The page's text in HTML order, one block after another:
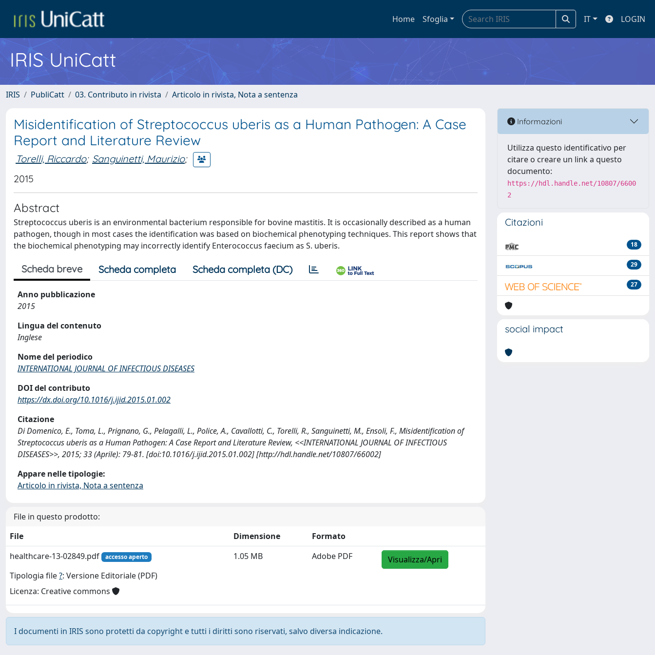
Home Sfoglia IT LOGIN
IRIS UniCatt
IRIS PubliCatt 03. Contributo in rivista Articolo in rivista, Nota a sentenza
Misidentification of Streptococcus uberis as a Human Pathogen: A Case
Report and Literature Review
Torelli, Riccardo; Sanguinetti, Maurizio;
2015
Abstract
Streptococcus uberis is an environmental bacterium responsible for bovine mastitis. It is occasionally described as a human
pathogen, though in most cases the identification was based on biochemical phenotyping techniques. This report shows that
the biochemical phenotyping may incorrectly identify Enterococcus faecium as S. uberis.
Scheda breve Scheda completa Scheda completa (DC)
Anno pubblicazione
2015
Lingua del contenuto
Inglese
Nome del periodico
INTERNATIONAL JOURNAL OF INFECTIOUS DISEASES
DOI del contributo
https://dx.doi.org/10.1016/j.ijid.2015.01.002
Citazione
Di Domenico, E., Toma, L., Prignano, G., Pelagalli, L., Police, A., Cavallotti, C., Torelli, R., Sanguinetti, M., Ensoli, F., Misidentification of
Streptococcus uberis as a Human Pathogen: A Case Report and Literature Review, <<INTERNATIONAL JOURNAL OF INFECTIOUS
DISEASES>>, 2015; 33 (Aprile): 79-81. [doi:10.1016/j.ijid.2015.01.002] [http://hdl.handle.net/10807/66002]
Appare nelle tipologie:
Articolo in rivista, Nota a sentenza
File in questo prodotto:
File
Dimensione
Formato
healthcare-13-02849.pdf
accesso aperto
Tipologia file?: Versione Editoriale (PDF)
Licenza: Creative commons
1.05 MB Adobe PDF Visualizza/Apri
I documenti in IRIS sono protetti da copyright e tutti i diritti sono riservati, salvo diversa indicazione.
Informazioni
Utilizza questo identificativo per
citare o creare un link a questo
documento:
https://hdl.handle.net/10807/6600
2
Citazioni
18
29
27
social impact